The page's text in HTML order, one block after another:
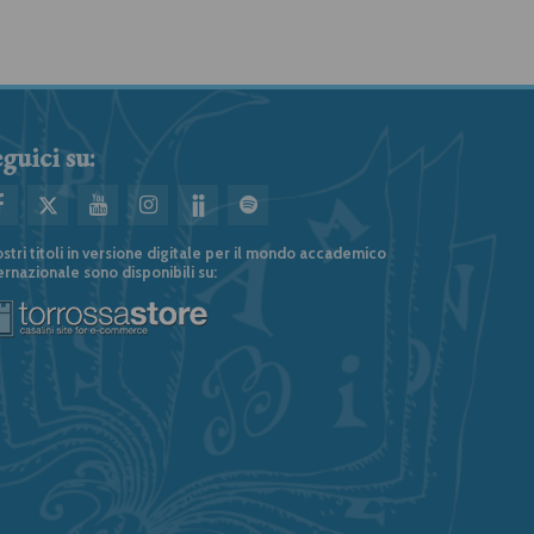
su:
titoli in versione digitale per il mondo accademico
sono disponibili su: